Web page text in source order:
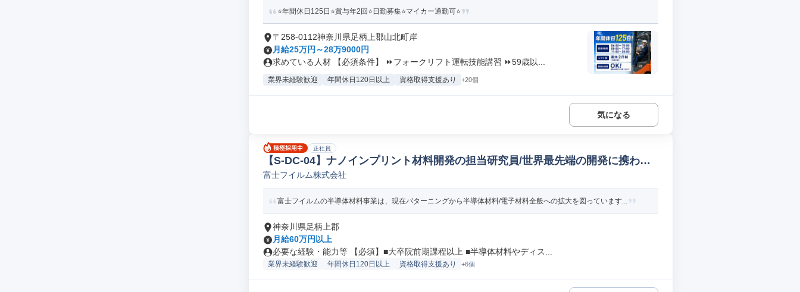
⭐年間休日125日⭐賞与年2回⭐日勤募集⭐マイカー通勤可⭐
〒258-0112神奈川県足柄上郡山北町岸
月給25万円～28万9000円
求めている人材 【必須条件】 ⏩フォークリフト運転技能講習 ⏩59歳以...
業界未経験歓迎 年間休日120日以上 資格取得支援あり +20個
気になる
正社員
【S-DC-04】ナノインプリント材料開発の担当研究員/世界最先端の開発に携わる
研究開発(鉄鋼/非鉄金属/金属製品)
富士フイルム株式会社
富士フイルムの半導体材料事業は、現在パターニングから半導体材料/電子材料全般への拡大を図っています...
神奈川県足柄上郡
月給60万円以上
必要な経験・能力等 【必須】■大卒院前期課程以上 ■半導体材料やディス...
業界未経験歓迎 年間休日120日以上 資格取得支援あり +6個